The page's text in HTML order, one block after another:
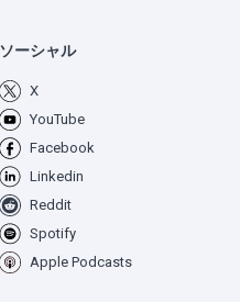
ソーシャル
X
YouTube
Facebook
Linkedin
Reddit
Spotify
Apple Podcasts